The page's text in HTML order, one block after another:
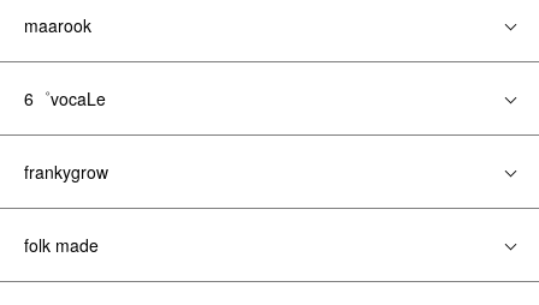
maarook
6゜vocaLe
frankygrow
folk made